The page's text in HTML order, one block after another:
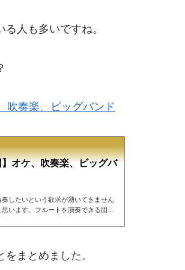
人も多いですね。
吹奏楽、ビッグバンド
オケ、吹奏楽、ビッグバ
したいという欲求が湧いてきません
います。フルートを演奏できる団体
るようになると合奏したくなりま
がありますので順に紹介します。オ
まとめました。